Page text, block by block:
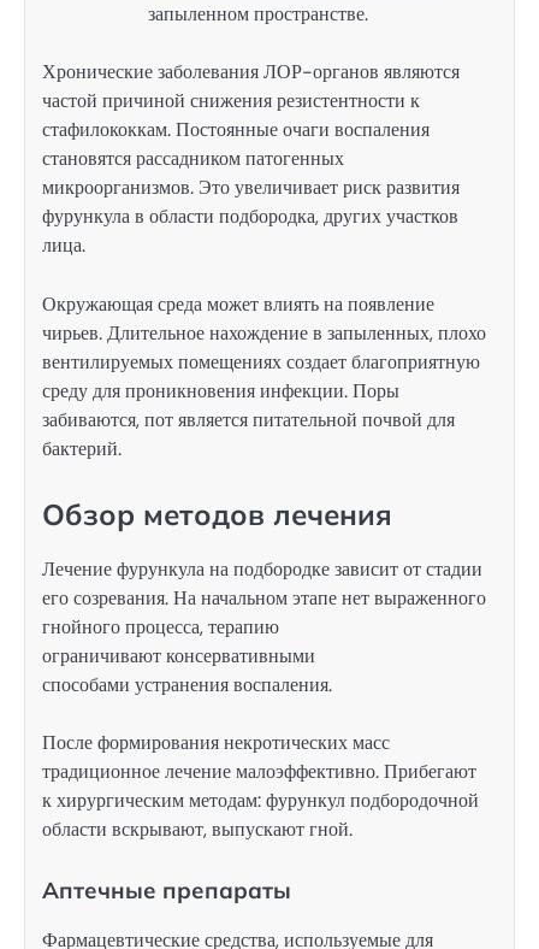
запыленном пространстве.
Хронические заболевания ЛОР-органов являются
частой причиной снижения резистентности к
стафилококкам. Постоянные очаги воспаления
становятся рассадником патогенных
микроорганизмов. Это увеличивает риск развития
фурункула в области подбородка, других участков
лица.
Окружающая среда может влиять на появление
чирьев. Длительное нахождение в запыленных, плохо
вентилируемых помещениях создает благоприятную
среду для проникновения инфекции. Поры
забиваются, пот является питательной почвой для
бактерий.
Обзор методов лечения
Лечение фурункула на подбородке зависит от стадии
его созревания. На начальном этапе нет выраженного
гнойного процесса, терапию
ограничивают консервативными
способами устранения воспаления.
После формирования некротических масс
традиционное лечение малоэффективно. Прибегают
к хирургическим методам: фурункул подбородочной
области вскрывают, выпускают гной.
Аптечные препараты
Фармацевтические средства, используемые для